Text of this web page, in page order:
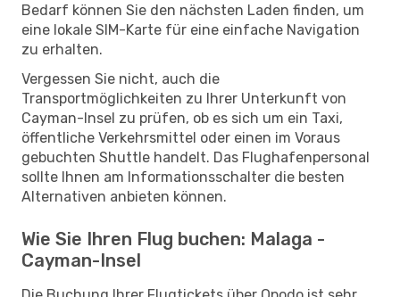
Bedarf können Sie den nächsten Laden finden, um
eine lokale SIM-Karte für eine einfache Navigation
zu erhalten.
Vergessen Sie nicht, auch die
Transportmöglichkeiten zu Ihrer Unterkunft von
Cayman-Insel zu prüfen, ob es sich um ein Taxi,
öffentliche Verkehrsmittel oder einen im Voraus
gebuchten Shuttle handelt. Das Flughafenpersonal
sollte Ihnen am Informationsschalter die besten
Alternativen anbieten können.
Wie Sie Ihren Flug buchen: Malaga -
Cayman-Insel